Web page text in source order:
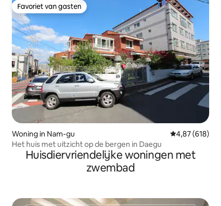
Favoriet van gasten
Favoriet van gasten
Woning in Nam-gu Gemiddelde
4,87 (618)
Het huis met uitzicht op de bergen in Daegu
Huisdiervriendelijke woningen met
zwembad